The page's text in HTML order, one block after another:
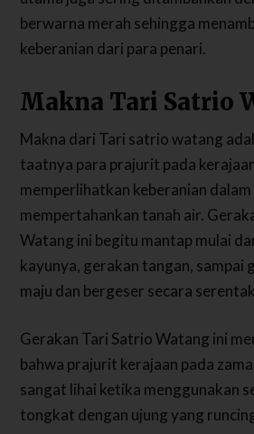
berwarna merah sehingga
keberanian dari para penari.
Makna Tari Satrio
Makna dari Tari satrio watang
taatnya para prajurit pada
memperlihatkan keberanian dalam
mempertahankan tanah air.
Watang ini begitu mantap mulai
kayunya, gerakan tangan, sampai
maju dan bergeser secara
Gerakan Tari Satrio Watang ini
bahwa prajurit kerajaan pada
sangat lihai ketika menggunakan
tongkat dengan ujung yang